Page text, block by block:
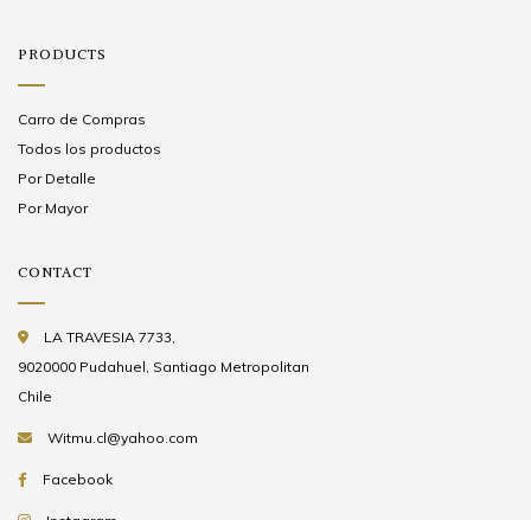
PRODUCTS
Carro de Compras
Todos los productos
Por Detalle
Por Mayor
CONTACT
LA TRAVESIA 7733,
9020000 Pudahuel, Santiago Metropolitan
Chile
Witmu.cl@yahoo.com
Facebook